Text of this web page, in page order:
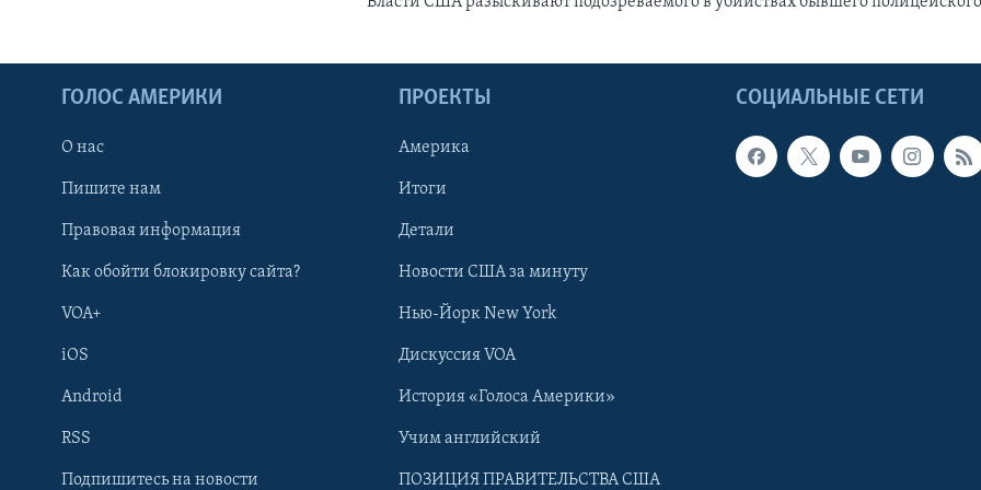
Learning English
СОЦИАЛЬНЫЕ СЕТИ
ГОЛОС АМЕРИКИ
О нас
Пишите нам
Правовая информация
Как обойти блокировку сайта?
VOA+
iOS
Android
RSS
Подпишитесь на новости
ПРОЕКТЫ
Америка
Итоги
Детали
Новости США за минуту
Нью-Йорк New York
Дискуссия VOA
История «Голоса Америки»
Учим английский
ПОЗИЦИЯ ПРАВИТЕЛЬСТВА США